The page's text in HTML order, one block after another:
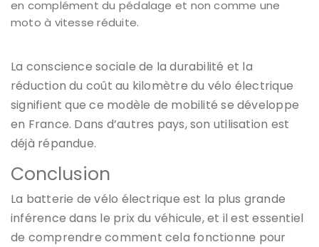
en complément du pédalage et non comme une
moto à vitesse réduite.
La conscience sociale de la durabilité et la
réduction du coût au kilomètre du vélo électrique
signifient que ce modèle de mobilité se développe
en France. Dans d’autres pays, son utilisation est
déjà répandue.
Conclusion
La batterie de vélo électrique est la plus grande
inférence dans le prix du véhicule, et il est essentiel
de comprendre comment cela fonctionne pour